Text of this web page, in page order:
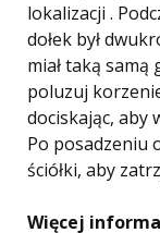
lokalizacji .
dołek był
miał taką
poluzuj
dociskając, aby
Po posadzeniu
ściółki, aby
Więcej